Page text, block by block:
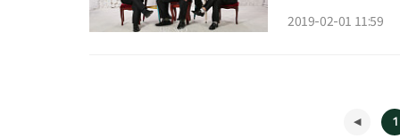
2019-02-01 11:59
1